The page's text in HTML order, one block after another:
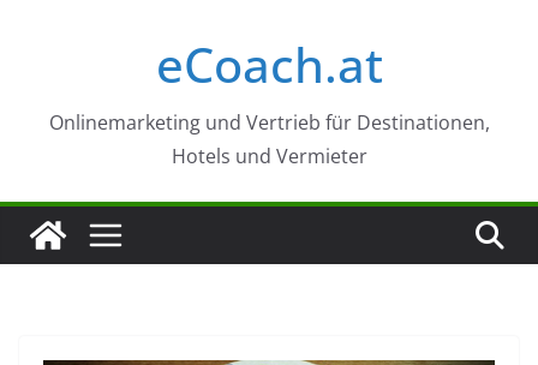
eCoach.at
Onlinemarketing und Vertrieb für Destinationen,
Hotels und Vermieter